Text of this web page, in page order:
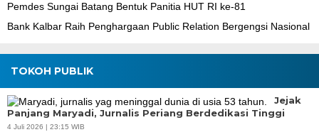
Pemdes Sungai Batang Bentuk Panitia HUT RI ke-81
Bank Kalbar Raih Penghargaan Public Relation Bergengsi Nasional
TOKOH PUBLIK
Jejak
Panjang Maryadi, Jurnalis Periang Berdedikasi Tinggi
4 Juli 2026 | 23:15 WIB